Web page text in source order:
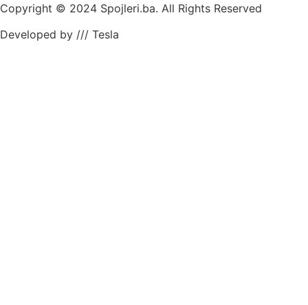
Copyright © 2024 Spojleri.ba. All Rights Reserved
Developed by /// Tesla